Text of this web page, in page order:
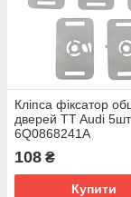
Кліпса фіксатор
дверей TT Audi 5шт
6Q0868241A
108 ₴
Купити